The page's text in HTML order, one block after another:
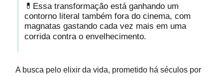
💊Essa transformação está ganhando um
contorno literal também fora do cinema, com
magnatas gastando cada vez mais em uma
corrida contra o envelhecimento.
A busca pelo elixir da vida, prometido há séculos por